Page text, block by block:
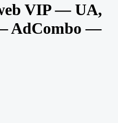
VIP — UA,
AdCombo —